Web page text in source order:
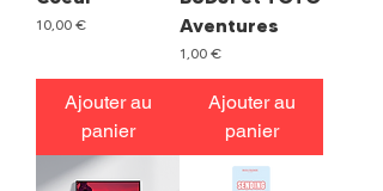
Prix
10,00 €
Ajouter au
panier
Aventures
Prix
1,00 €
Ajouter au
panier